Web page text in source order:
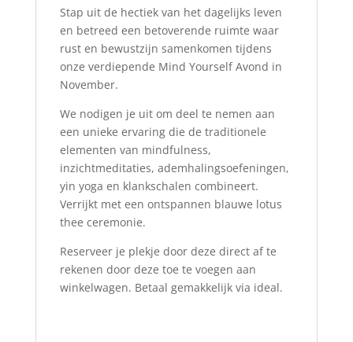
Stap uit de hectiek van het dagelijks leven
en betreed een betoverende ruimte waar
rust en bewustzijn samenkomen tijdens
onze verdiepende Mind Yourself Avond in
November.
We nodigen je uit om deel te nemen aan
een unieke ervaring die de traditionele
elementen van mindfulness,
inzichtmeditaties, ademhalingsoefeningen,
yin yoga en klankschalen combineert.
Verrijkt met een ontspannen blauwe lotus
thee ceremonie.
Reserveer je plekje door deze direct af te
rekenen door deze toe te voegen aan
winkelwagen. Betaal gemakkelijk via ideal.